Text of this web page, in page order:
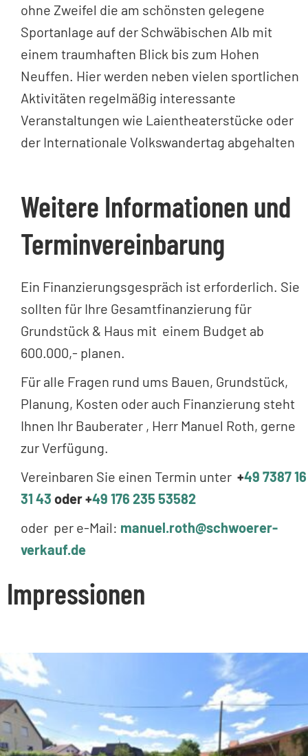
ohne Zweifel die am schönsten gelegene
Sportanlage auf der Schwäbischen Alb mit
einem traumhaften Blick bis zum Hohen
Neuffen. Hier werden neben vielen sportlichen
Aktivitäten regelmäßig interessante
Veranstaltungen wie Laientheaterstücke oder
der Internationale Volkswandertag abgehalten
Weitere Informationen und
Terminvereinbarung
Ein Finanzierungsgespräch ist erforderlich. Sie
sollten für Ihre Gesamtfinanzierung für
Grundstück & Haus mit einem Budget ab
600.000,- planen.
Für alle Fragen rund ums Bauen, Grundstück,
Planung, Kosten oder auch Finanzierung steht
Ihnen Ihr Bauberater , Herr Manuel Roth, gerne
zur Verfügung.
Vereinbaren Sie einen Termin unter +49 7387 16
31 43 oder +49 176 235 53582
oder per e-Mail: manuel.roth@schwoerer-
verkauf.de
Impressionen